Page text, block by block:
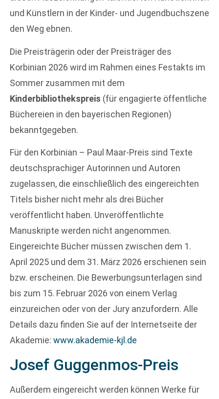
und Künstlern in der Kinder- und Jugendbuchszene
den Weg ebnen.
Die Preisträgerin oder der Preisträger des
Korbinian 2026 wird im Rahmen eines Festakts im
Sommer zusammen mit dem
Kinderbibliothekspreis (für engagierte öffentliche
Büchereien in den bayerischen Regionen)
bekanntgegeben.
Für den Korbinian – Paul Maar-Preis sind Texte
deutschsprachiger Autorinnen und Autoren
zugelassen, die einschließlich des eingereichten
Titels bisher nicht mehr als drei Bücher
veröffentlicht haben. Unveröffentlichte
Manuskripte werden nicht angenommen.
Eingereichte Bücher müssen zwischen dem 1.
April 2025 und dem 31. März 2026 erschienen sein
bzw. erscheinen. Die Bewerbungsunterlagen sind
bis zum 15. Februar 2026 von einem Verlag
einzureichen oder von der Jury anzufordern. Alle
Details dazu finden Sie auf der Internetseite der
Akademie: www.akademie-kjl.de
Josef Guggenmos-Preis
Außerdem eingereicht werden können Werke für